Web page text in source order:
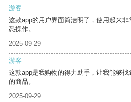
游客
这款app的用户界面简洁明了，使用起来
悉操作。
2025-09-29
游客
这款app是我购物的得力助手，让我能够
的商品。
2025-09-29